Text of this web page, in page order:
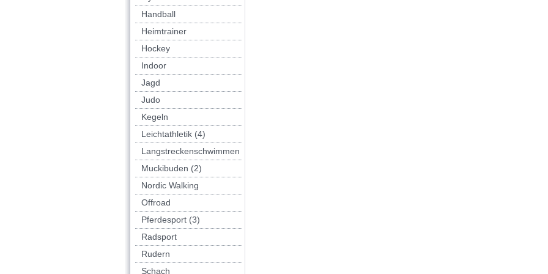
Handball
Heimtrainer
Hockey
Indoor
Jagd
Judo
Kegeln
Leichtathletik (4)
Langstreckenschwimmen
Muckibuden (2)
Nordic Walking
Offroad
Pferdesport (3)
Radsport
Rudern
Schach